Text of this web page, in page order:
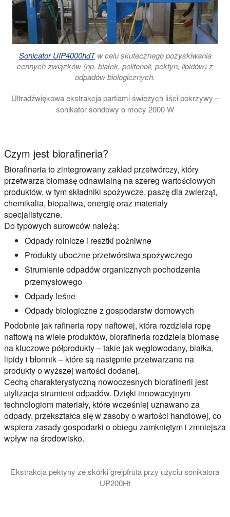
Sonicator UIP4000hdTw celu skutecznego pozyskiwania
cennych związków (np. białek, polifenoli, pektyn, lipidów) z
odpadów biologicznych.
Ultradźwiękowa ekstrakcja partiami świeżych liści pokrzywy –
sonikator sondowy o mocy 2000 W
Czym jest biorafineria?
Biorafineria to zintegrowany zakład przetwórczy, który
przetwarza biomasę odnawialną na szereg wartościowych
produktów, w tym składniki spożywcze, paszę dla zwierząt,
chemikalia, biopaliwa, energię oraz materiały
specjalistyczne.
Do typowych surowców należą:
Odpady rolnicze i resztki pożniwne
Produkty uboczne przetwórstwa spożywczego
Strumienie odpadów organicznych pochodzenia
przemysłowego
Odpady leśne
Odpady biologiczne z gospodarstw domowych
Podobnie jak rafineria ropy naftowej, która rozdziela ropę
naftową na wiele produktów, biorafineria rozdziela biomasę
na kluczowe półprodukty – takie jak węglowodany, białka,
lipidy i błonnik – które są następnie przetwarzane na
produkty o wyższej wartości dodanej.
Cechą charakterystyczną nowoczesnych biorafinerii jest
utylizacja strumieni odpadów. Dzięki innowacyjnym
technologiom materiały, które wcześniej uznawano za
odpady, przekształca się w zasoby o wartości handlowej, co
wspiera zasady gospodarki o obiegu zamkniętym i zmniejsza
wpływ na środowisko.
Ekstrakcja pektyny ze skórki grejpfruta przy użyciu sonikatora
UP200Ht